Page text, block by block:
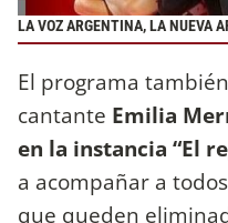
LA VOZ ARGENTINA, LA NUEVA
El programa
cantante Emilia
en la instancia “El
a acompañar a
que queden